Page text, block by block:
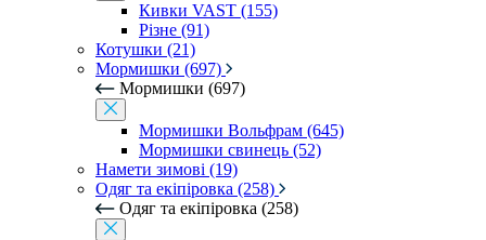
Кивки VAST (155)
Різне (91)
Котушки (21)
Мормишки (697)
Мормишки (697)
Мормишки Вольфрам (645)
Мормишки свинець (52)
Намети зимові (19)
Одяг та екіпіровка (258)
Одяг та екіпіровка (258)